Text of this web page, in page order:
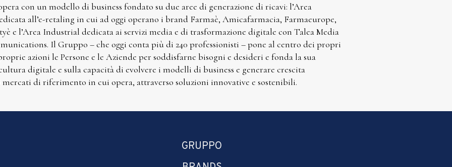
con un modello di business fondato su due aree di generazione di ricavi: l’Area
all’e-retaling in cui ad oggi operano i brand Farmaè, Amicafarmacia, Farmaeurope,
e l’Area Industrial dedicata ai servizi media e di trasformazione digitale con Talea Media
Il Gruppo – che oggi conta più di 240 professionisti – pone al centro dei propri
azioni le Persone e le Aziende per soddisfarne bisogni e desideri e fonda la sua
digitale e sulla capacità di evolvere i modelli di business e generare crescita
mercati di riferimento in cui opera, attraverso soluzioni innovative e sostenibili.
GRUPPO